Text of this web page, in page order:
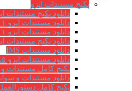
پکیج مستندات ایزو
دانلود پکیج مستندات ایزو ۹۰۰۱
دانلود مستندات ایزو ۱۴۰۰۱
دانلود مستندات ایزو ۴۵۰۰۱
دانلود پکیج مستندات ایزو ۲۹۰۰۱:۲۰۲۰
دانلود مستندات IMS
دانلود مستندات ایزو ۱۳۴۸۵
پکیج کامل مستندات و سوابق ایزو
دانلود مستندات و سوابق ایزو ۱۳۴۸۵
پکیج کامل دستورالعمل های HSE